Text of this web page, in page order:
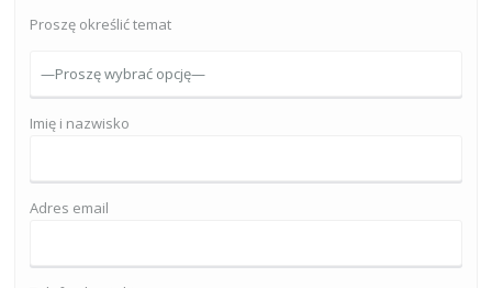
Proszę określić temat
Imię i nazwisko
Adres email